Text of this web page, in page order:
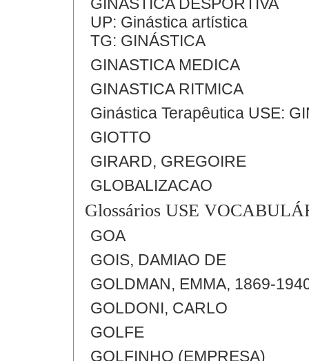
UP: Ginástica artística
TG: GINÁSTICA
GINASTICA MEDICA
GINASTICA RITMICA
Ginástica Terapêutica USE:
GIOTTO
GIRARD, GREGOIRE
GLOBALIZACAO
Glossários USE
GOA
GOIS, DAMIAO DE
GOLDMAN, EMMA, 1869-
GOLDONI, CARLO
GOLFE
GOLFINHO (EMPRESA)